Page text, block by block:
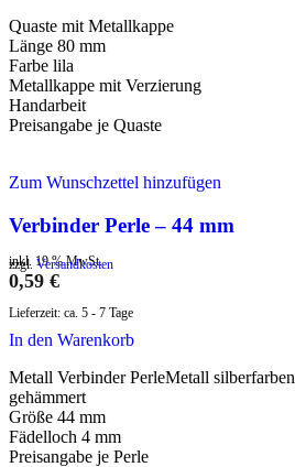
Quaste mit Metallkappe
Länge 80 mm
Farbe lila
Metallkappe mit Verzierung
Handarbeit
Preisangabe je Quaste
Zum Wunschzettel hinzufügen
Verbinder Perle – 44 mm
inkl. 19 % MwSt.
zzgl. Versandkosten
0,59 €
Lieferzeit: ca. 5 - 7 Tage
In den Warenkorb
Metall Verbinder PerleMetall silberfarben
gehämmert
Größe 44 mm
Fädelloch 4 mm
Preisangabe je Perle